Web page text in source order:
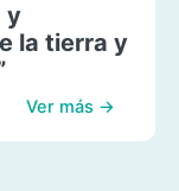
y
la tierra y
Ver más →